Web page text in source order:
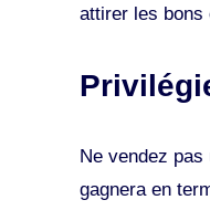
attirer les bons
Ne vendez
gagnera en